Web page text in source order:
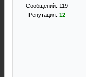
Сообщений: 119
Репутация: 12